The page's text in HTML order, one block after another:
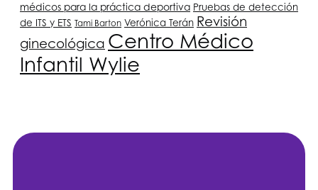
médicos para la práctica deportiva Pruebas de detección
de ITS y ETS Tami Barton Verónica Terán Revisión
ginecológica Centro Médico
Infantil Wylie